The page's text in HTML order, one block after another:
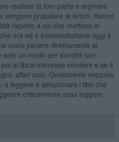
recitare la loro parte e arginare
vengono propalate ai lettori. Hanno
rispetto a ciò che mettono in
era ed è intermediazione oggi è
vuole parlare direttamente al
un modo per stordirli con
ai librai interessa vendere e se il
affari suoi. Ovviamente neppure
a leggere e selezionare i libri che
criticamente cosa leggere